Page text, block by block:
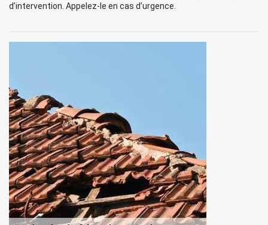
d’intervention. Appelez-le en cas d’urgence.